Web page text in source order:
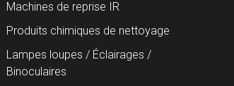
Machines de reprise IR
Produits chimiques de nettoyage
Lampes loupes / Éclairages /
Binoculaires